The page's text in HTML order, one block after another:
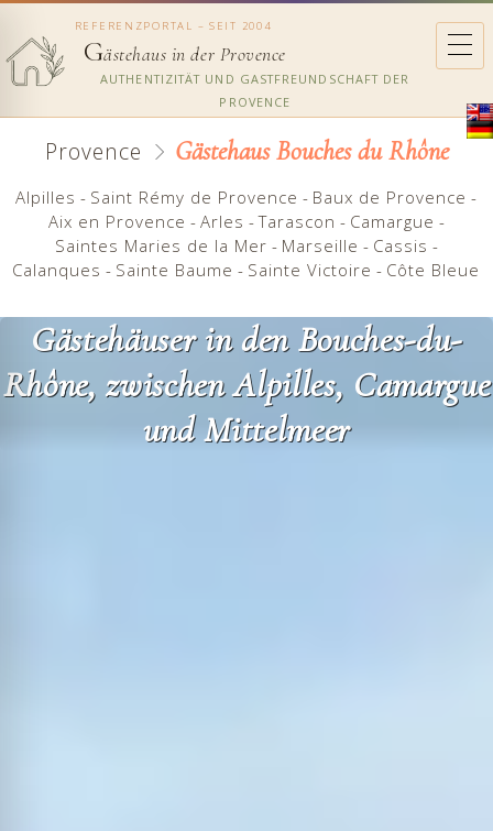
REFERENZPORTAL – SEIT 2004
Gästehaus in der Provence
AUTHENTIZITÄT UND GASTFREUNDSCHAFT DER
PROVENCE
Provence Gästehaus Bouches du Rhône
Alpilles - Saint Rémy de Provence - Baux de Provence -
Aix en Provence - Arles -Tarascon - Camargue -
Saintes Maries de la Mer - Marseille - Cassis -
Calanques - Sainte Baume - Sainte Victoire - Côte Bleue
Gästehäuser in den Bouches-du-
Rhône, zwischen Alpilles, Camargue
und Mittelmeer